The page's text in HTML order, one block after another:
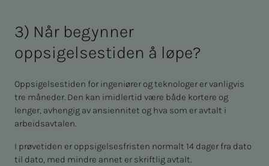
3) Når begynner
oppsigelsestiden å løpe?
Oppsigelsestiden for ingeniører og teknologer er vanligvis
tre måneder. Den kan imidlertid være både kortere og
lenger, avhengig av ansiennitet og hva som er avtalt i
arbeidsavtalen.
I prøvetiden er oppsigelsesfristen normalt 14 dager fra dato
til dato, med mindre annet er skriftlig avtalt.